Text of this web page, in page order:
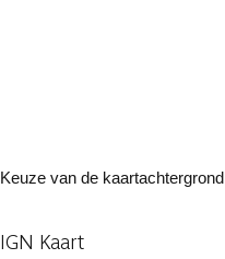
Keuze van de kaartachtergrond
IGN Kaart